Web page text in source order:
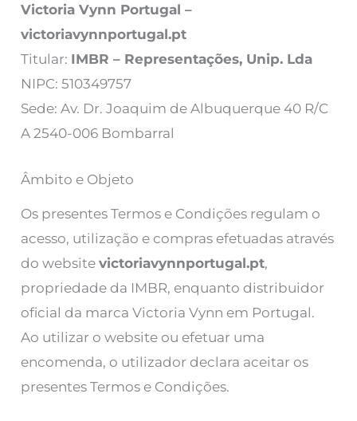
Victoria Vynn Portugal –
victoriavynnportugal.pt
Titular: IMBR – Representações, Unip. Lda
NIPC: 510349757
Sede: Av. Dr. Joaquim de Albuquerque 40 R/C
A 2540-006 Bombarral
Âmbito e Objeto
Os presentes Termos e Condições regulam o
acesso, utilização e compras efetuadas através
do websitevictoriavynnportugal.pt,
propriedade da IMBR, enquanto distribuidor
oficial da marca Victoria Vynn em Portugal.
Ao utilizar o website ou efetuar uma
encomenda, o utilizador declara aceitar os
presentes Termos e Condições.